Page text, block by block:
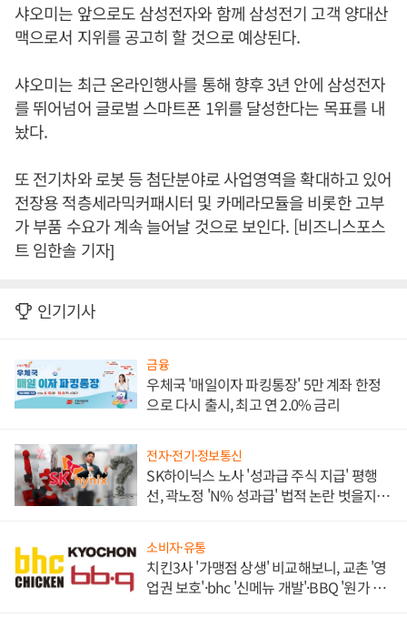
샤오미는 앞으로도 삼성전자와 함께 삼성전기 고객 양대산
맥으로서 지위를 공고히 할 것으로 예상된다.
샤오미는 최근 온라인행사를 통해 향후 3년 안에 삼성전자
를 뛰어넘어 글로벌 스마트폰 1위를 달성한다는 목표를 내
놨다.
또 전기차와 로봇 등 첨단분야로 사업영역을 확대하고 있어
전장용 적층세라믹커패시터 및 카메라모듈을 비롯한 고부
가 부품 수요가 계속 늘어날 것으로 보인다. [비즈니스포스
트 임한솔 기자]
인기기사
금융
우체국 '매일이자 파킹통장' 5만 계좌 한정
으로 다시 출시, 최고 연 2.0% 금리
전자·전기·정보통신
SK하이닉스 노사 '성과급 주식 지급' 평행
선, 곽노정 'N% 성과급' 법적 논란 벗을지 주
소비자·유통
치킨3사 '가맹점 상생' 비교해보니, 교촌 '영
업권 보호'·bhc '신메뉴 개발'·BBQ '원가 부